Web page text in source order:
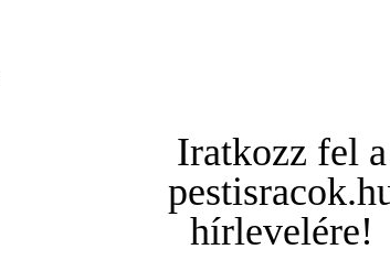
Iratkozz fel a
hírlevelére!